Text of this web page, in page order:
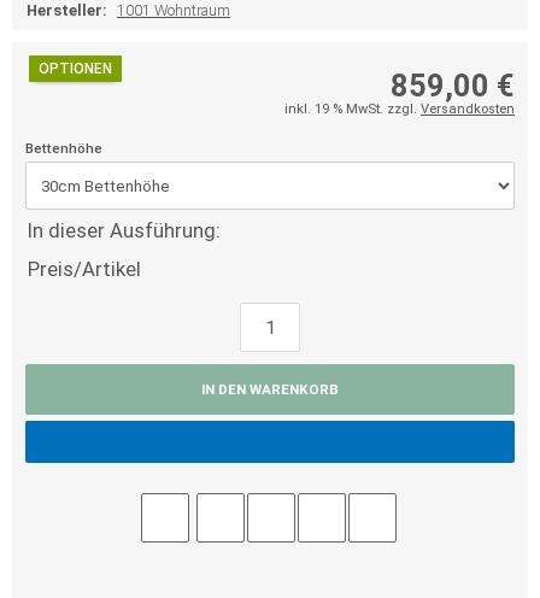
Hersteller: 1001 Wohntraum
OPTIONEN 859,00 €
inkl. 19 % MwSt. zzgl. Versandkosten
Bettenhöhe
In dieser Ausführung:
Preis/Artikel
IN DEN WARENKORB